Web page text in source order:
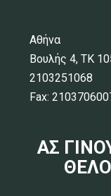
Αθήνα
Βουλής 4, ΤΚ
2103251068
Fax:
ΑΣ